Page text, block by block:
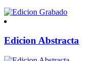
Edicion Abstracta